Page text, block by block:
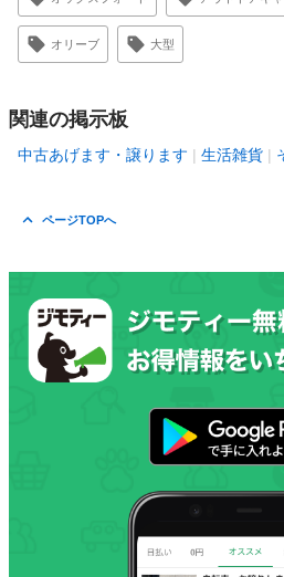
オリーブ 大型
関連の掲示板
中古あげます・譲ります 生活雑貨
ページTOPへ